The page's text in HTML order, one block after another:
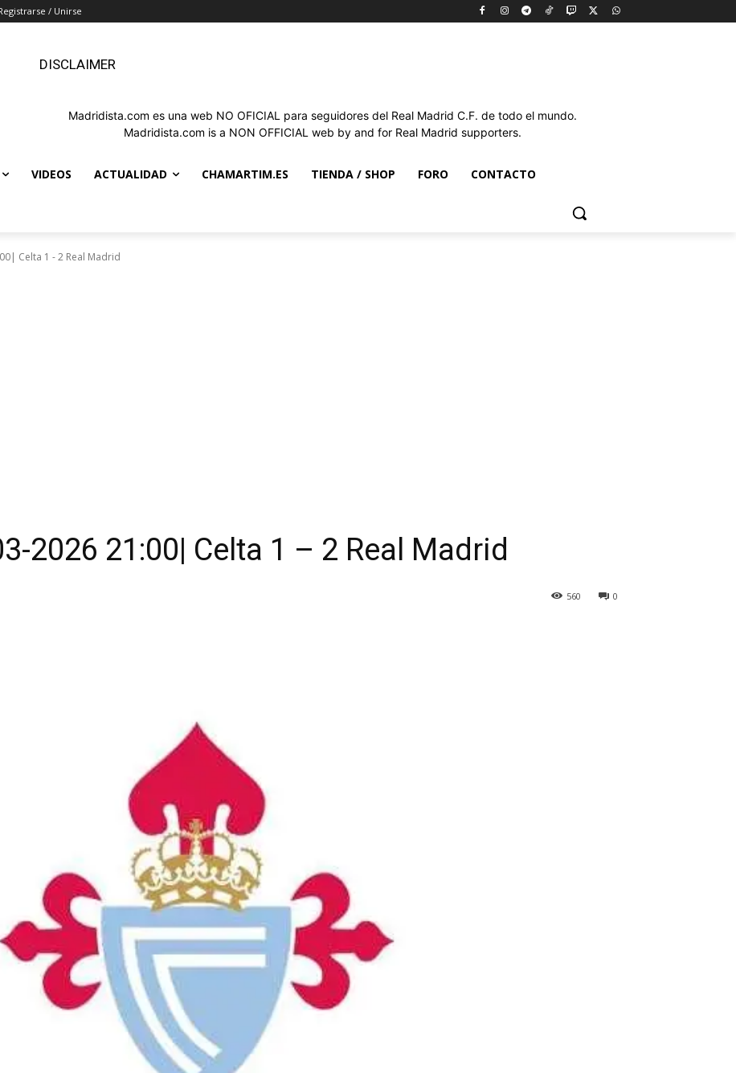
/ Unirse
DISCLAIMER
Madridista.com es una web NO OFICIAL para seguidores del Real Madrid C.F. de todo el mundo.
Madridista.com is a NON OFFICIAL web by and for Real Madrid supporters.
VIDEOS ACTUALIDAD CHAMARTIM.ES TIENDA / SHOP FORO CONTACTO
Celta 1 - 2 Real Madrid
2026 21:00| Celta 1 – 2 Real Madrid
0
560